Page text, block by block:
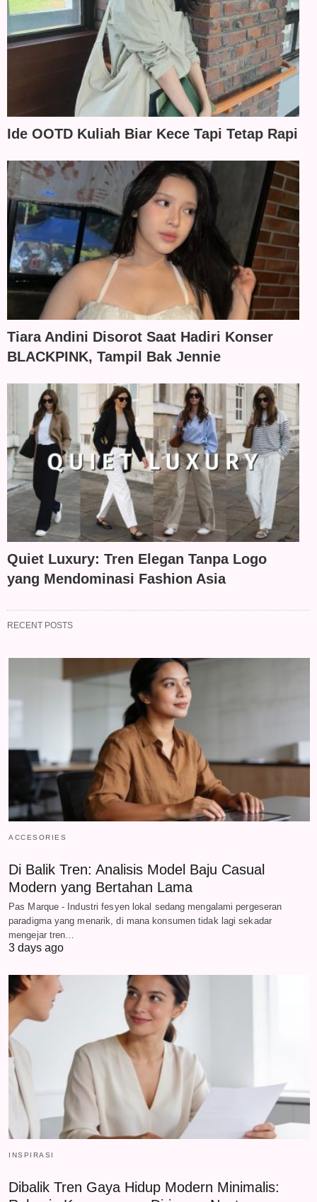
Ide OOTD Kuliah Biar Kece Tapi Tetap Rapi
Tiara Andini Disorot Saat Hadiri Konser
BLACKPINK, Tampil Bak Jennie
Quiet Luxury: Tren Elegan Tanpa Logo
yang Mendominasi Fashion Asia
RECENT POSTS
ACCESORIES
Di Balik Tren: Analisis Model Baju Casual
Modern yang Bertahan Lama
Pas Marque - Industri fesyen lokal sedang mengalami pergeseran
paradigma yang menarik, di mana konsumen tidak lagi sekadar
mengejar tren…
3 days ago
INSPIRASI
Dibalik Tren Gaya Hidup Modern Minimalis: